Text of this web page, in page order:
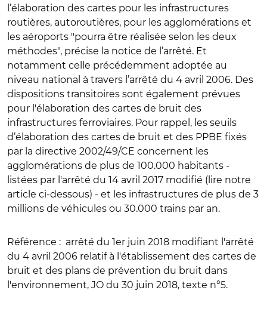
l’élaboration des cartes pour les infrastructures
routières, autoroutières, pour les agglomérations et
les aéroports "pourra être réalisée selon les deux
méthodes", précise la notice de l’arrêté. Et
notamment celle précédemment adoptée au
niveau national à travers l’arrêté du 4 avril 2006. Des
dispositions transitoires sont également prévues
pour l'élaboration des cartes de bruit des
infrastructures ferroviaires. Pour rappel, les seuils
d’élaboration des cartes de bruit et des PPBE fixés
par la directive 2002/49/CE concernent les
agglomérations de plus de 100.000 habitants -
listées par l'arrêté du 14 avril 2017 modifié (lire notre
article ci-dessous) - et les infrastructures de plus de 3
millions de véhicules ou 30.000 trains par an.
Référence : arrêté du 1er juin 2018 modifiant l'arrêté
du 4 avril 2006 relatif à l'établissement des cartes de
bruit et des plans de prévention du bruit dans
l'environnement, JO du 30 juin 2018, texte n°5.